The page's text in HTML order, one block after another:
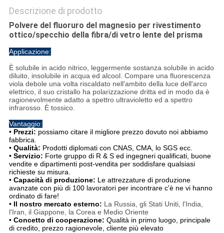
Descrizione di prodotto
Polvere del fluoruro del magnesio per rivestimento
ottico/specchio della fibra/di vetro lente del prisma
Applicazione:
È solubile in acido nitrico, leggermente sostanza solubile in acido
diluito, insolubile in acqua ed alcool. Compare una fluorescenza
viola debole una volta riscaldato nell'ambito della luce dell'arco
elettrico, il suo cristallo ha polarizzazione dritta ed in modo da è
ragionevolmente adatto a spettro ultravioletto ed a spettro
infrarosso. È tossico.
Vantaggio:
• Prezzi: possiamo citare il migliore prezzo dovuto noi abbiamo
fabbrica.
• Qualità: Prodotti diplomati con CNAS, CMA, lo SGS ecc.
• Servizio: Forte gruppo di R & S ed ingegneri qualificati, buone
vendite e dipartimenti post-vendita per soddisfare qualsiasi
richieste su misura.
• Capacità di produzione: Le attrezzature di produzione
avanzate con più di 100 lavoratori per incontrare c'è ne vi hanno
ordinato di fare!
• Il nostro mercato esterno: La Russia, gli Stati Uniti, l'India,
l'Iran, il Giappone, la Corea e Medio Oriente
• Concetto di cooperazione: Qualità in primo luogo, principale
di credito, prezzo ragionevole, cliente più elevato